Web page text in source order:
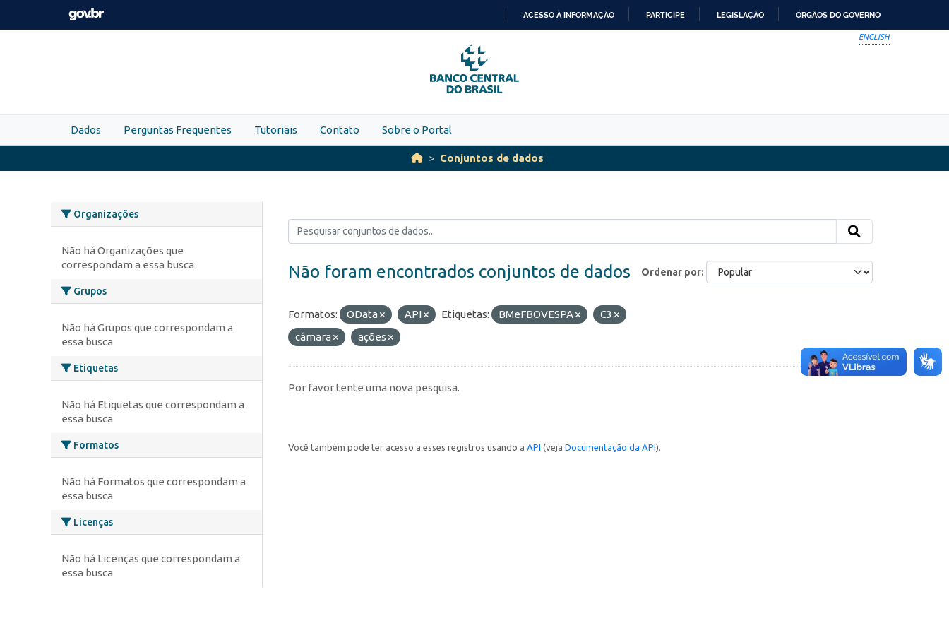
Skip to main content
PARA
O
CONTEÚDO
ACESSO À INFORMAÇÃO PARTICIPE LEGISLAÇÃO ÓRGÃOS DO GOVERNO
ENGLISH
Dados Perguntas Frequentes Tutoriais Contato Sobre o Portal
Conjuntos de dados
Organizações
Não há Organizações que
correspondam a essa busca
Grupos
Não há Grupos que correspondam a
essa busca
Etiquetas
Não há Etiquetas que correspondam a
essa busca
Formatos
Não há Formatos que correspondam a
essa busca
Licenças
Não há Licenças que correspondam a
essa busca
Ordenar por
Não foram encontrados conjuntos de dados
Formatos: OData API Etiquetas: BMeFBOVESPA
C3
câmara
ações
Por favor tente uma nova pesquisa.
Você também pode ter acesso a esses registros usando a API (veja Documentação da API).